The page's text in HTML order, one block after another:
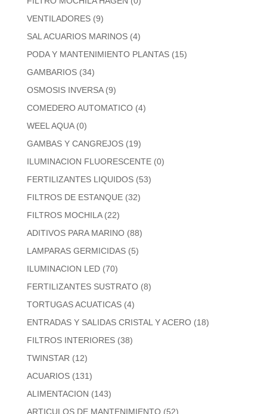
VENTILADORES (9)
SAL ACUARIOS MARINOS (4)
PODA Y MANTENIMIENTO PLANTAS (15)
GAMBARIOS (34)
OSMOSIS INVERSA (9)
COMEDERO AUTOMATICO (4)
WEEL AQUA (0)
GAMBAS Y CANGREJOS (19)
ILUMINACION FLUORESCENTE (0)
FERTILIZANTES LIQUIDOS (53)
FILTROS DE ESTANQUE (32)
FILTROS MOCHILA (22)
ADITIVOS PARA MARINO (88)
LAMPARAS GERMICIDAS (5)
ILUMINACION LED (70)
FERTILIZANTES SUSTRATO (8)
TORTUGAS ACUATICAS (4)
ENTRADAS Y SALIDAS CRISTAL Y ACERO (18)
FILTROS INTERIORES (38)
TWINSTAR (12)
ACUARIOS (131)
ALIMENTACION (143)
ARTICULOS DE MANTENIMIENTO (52)